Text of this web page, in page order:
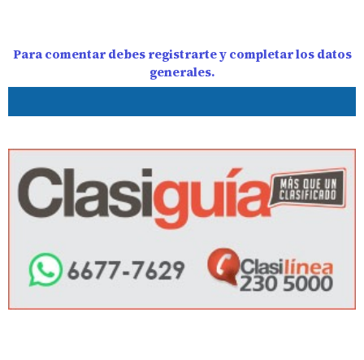
Para comentar debes registrarte y completar los datos
generales.